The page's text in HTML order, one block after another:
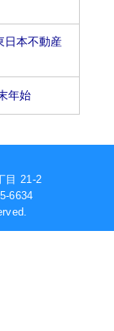
日本不動産
年始
目 21-2
6634